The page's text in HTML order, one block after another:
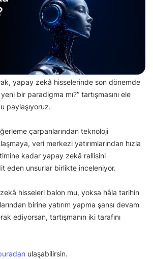
yapay zekâ hisselerinde son dönemde
bir paradigma mı?” tartışmasını ele
paylaşıyoruz.
çarpanlarından teknoloji
veri merkezi yatırımlarından hızla
kadar yapay zekâ rallisini
eden unsurlar birlikte inceleniyor.
hisseleri balon mu, yoksa hâla tarihin
birine yatırım yapma şansı devam
ediyorsan, tartışmanın iki tarafını
ulaşabilirsin.